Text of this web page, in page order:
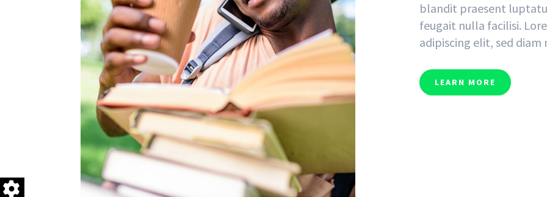
blandit praesent
feugait nulla facilisi.
adipiscing elit, sed diam
LEARN MORE